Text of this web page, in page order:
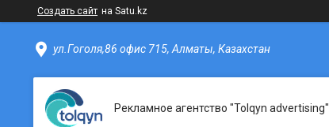
Создать сайт на Satu.kz
ул.Гоголя,86 офис 715, Алматы, Казахстан
Рекламное агентство "Tolqyn advertising"